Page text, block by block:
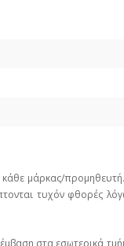
μάρκας/
τυχόν φθορές
στα εσωτερικά